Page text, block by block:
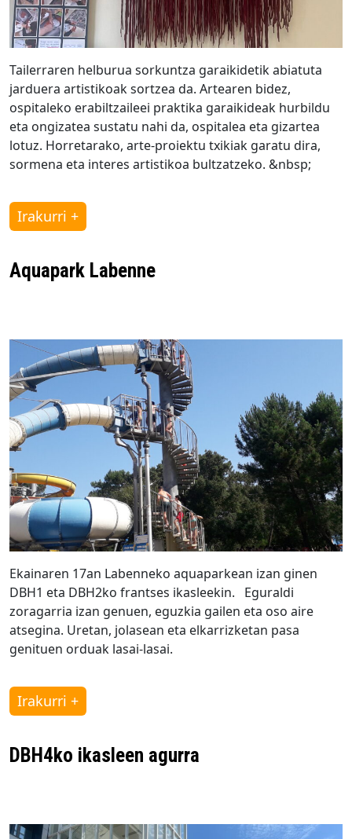
Tailerraren helburua sorkuntza garaikidetik abiatuta
jarduera artistikoak sortzea da. Artearen bidez,
ospitaleko erabiltzaileei praktika garaikideak hurbildu
eta ongizatea sustatu nahi da, ospitalea eta gizartea
lotuz. Horretarako, arte-proiektu txikiak garatu dira,
sormena eta interes artistikoa bultzatzeko. &nbsp;
Irakurri +
Aquapark Labenne
Ekainaren 17an Labenneko aquaparkean izan ginen
DBH1 eta DBH2ko frantses ikasleekin. Eguraldi
zoragarria izan genuen, eguzkia gailen eta oso aire
atsegina. Uretan, jolasean eta elkarrizketan pasa
genituen orduak lasai-lasai.
Irakurri +
DBH4ko ikasleen agurra